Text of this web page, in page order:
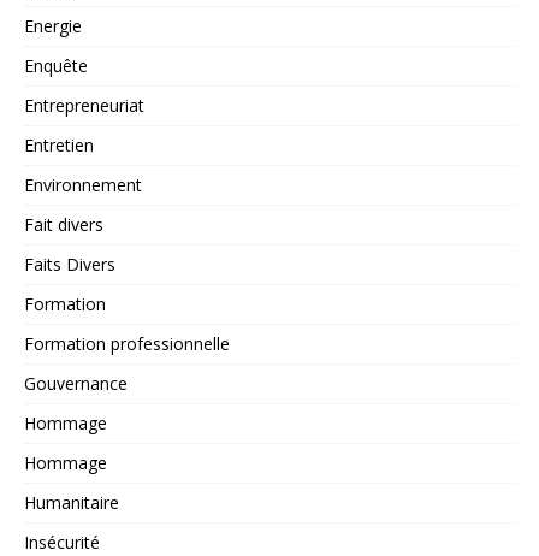
Energie
Enquête
Entrepreneuriat
Entretien
Environnement
Fait divers
Faits Divers
Formation
Formation professionnelle
Gouvernance
Hommage
Hommage
Humanitaire
Insécurité